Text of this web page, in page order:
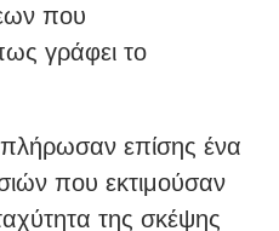
που
γράφει το
επίσης ένα
που εκτιμούσαν
της σκέψης